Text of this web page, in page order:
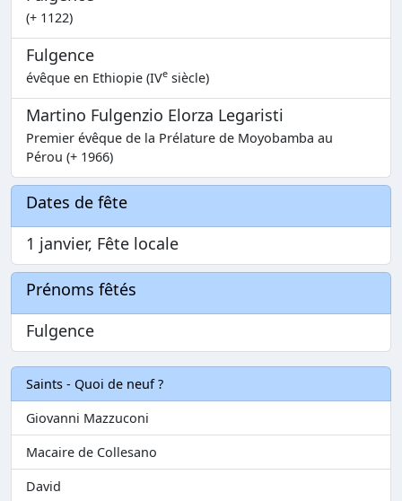
(+ 1122)
Fulgence
évêque en Ethiopie (IVe siècle)
Martino Fulgenzio Elorza Legaristi
Premier évêque de la Prélature de Moyobamba au
Pérou (+ 1966)
Dates de fête
1 janvier, Fête locale
Prénoms fêtés
Fulgence
Saints - Quoi de neuf ?
Giovanni Mazzuconi
Macaire de Collesano
David